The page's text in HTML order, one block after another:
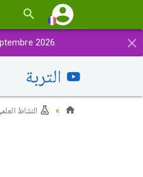
×
2026.
التربة
النشاط